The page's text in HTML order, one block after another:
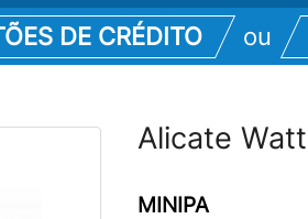
DE CRÉDITO ou
Alicate
MINIPA